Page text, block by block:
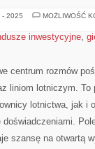
- 2025
MOŻLIWOŚĆ
inwestycyjne,
centrum rozmów
liniom lotniczym. To
lotnictwa, jak i
doświadczeniami.
szansę na otwartą